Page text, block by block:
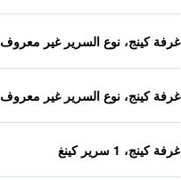
غرفة كينج، نوع السرير غير معروف
غرفة كينج، نوع السرير غير معروف
غرفة كينج، 1 سرير كينغ